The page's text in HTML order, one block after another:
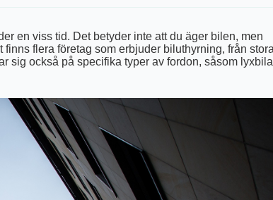
en viss tid. Det betyder inte att du äger bilen, men
flera företag som erbjuder biluthyrning, från
sig också på specifika typer av fordon, såsom